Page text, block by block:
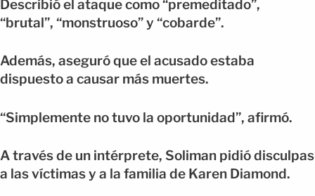
Describió el ataque como “premeditado”,
“brutal”, “monstruoso” y “cobarde”.
Además, aseguró que el acusado estaba
dispuesto a causar más muertes.
“Simplemente no tuvo la oportunidad”, afirmó.
A través de un intérprete, Soliman pidió disculpas
a las víctimas y a la familia de Karen Diamond.